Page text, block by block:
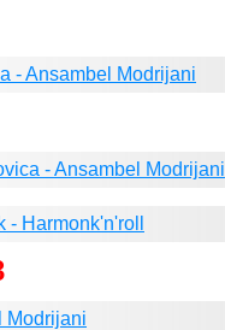
- Ansambel Modrijani
- Ansambel Modrijani
Harmonk'n'roll
Modrijani